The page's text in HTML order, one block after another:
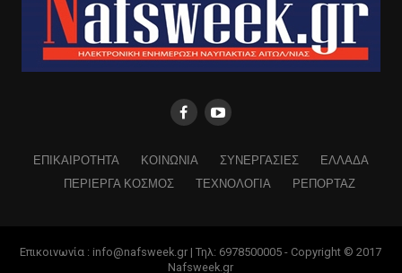
ΕΠΙΚΑΙΡΟΤΗΤΑ ΚΟΙΝΩΝΙΑ ΣΥΝΕΡΓΑΣΙΕΣ
ΕΛΛΑΔΑ
ΠΕΡΙΕΡΓΑ ΚΟΣΜΟΣ
ΤΕΧΝΟΛΟΓΙΑ ΡΕΠΟΡΤΑΖ
Επικοινωνία : info@nafsweek.gr | Τηλ: 6978500005 - Copyright © 2017
Nafsweek.gr